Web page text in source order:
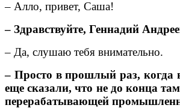
– Алло, привет, Саша!
– Здравствуйте, Геннадий
– Да, слушаю тебя внимательно.
– Просто в прошлый раз, когда
еще сказали, что не до конца
перерабатывающей